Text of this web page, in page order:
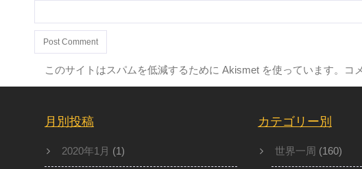
このサイトはスパムを低減するために Akismet を使っています。 コ
月別投稿
2020年1月 (1)
カテゴリー別
世界一周 (160)